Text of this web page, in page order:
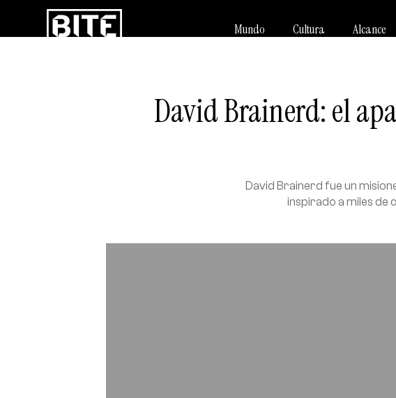
Mundo Cultura Alcance
David Brainerd: el
David Brainerd fue un
inspirado a miles de